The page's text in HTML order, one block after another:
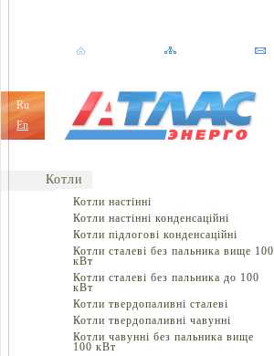
Ru
En
Котли
Котли настінні
Котли настінні конденсаційні
Котли підлогові конденсаційні
Котли сталеві без пальника вище 100
кВт
Котли сталеві без пальника до 100
кВт
Котли твердопаливні сталеві
Котли твердопаливні чавунні
Котли чавунні без пальника вище
100 кВт